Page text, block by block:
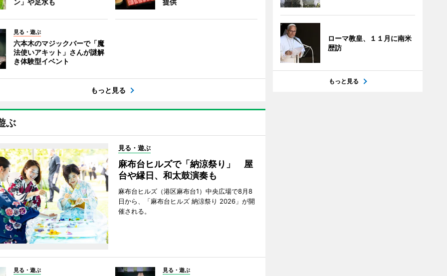
ン」や足水も 提供
見る・遊ぶ
六本木のマジックバーで「魔
法使いアキット」さんが謎解
き体験型イベント
もっと見る
ぶ
見る・遊ぶ
麻布台ヒルズで「納涼祭り」 屋
台や縁日、和太鼓演奏も
麻布台ヒルズ（港区麻布台1）中央広場で8月8
日から、「麻布台ヒルズ 納涼祭り 2026」が開
催される。
見る・遊ぶ 見る・遊ぶ
ローマ教皇、１１月に南米
歴訪
もっと見る